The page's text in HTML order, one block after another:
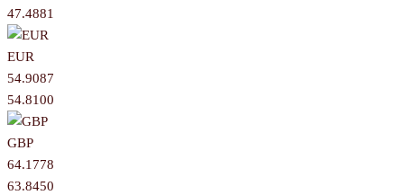
47.4881
EUR
54.9087
54.8100
GBP
64.1778
63.8450